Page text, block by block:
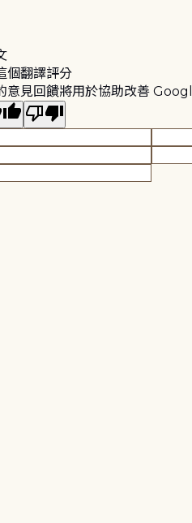
個翻譯評分
意見回饋將用於協助改善